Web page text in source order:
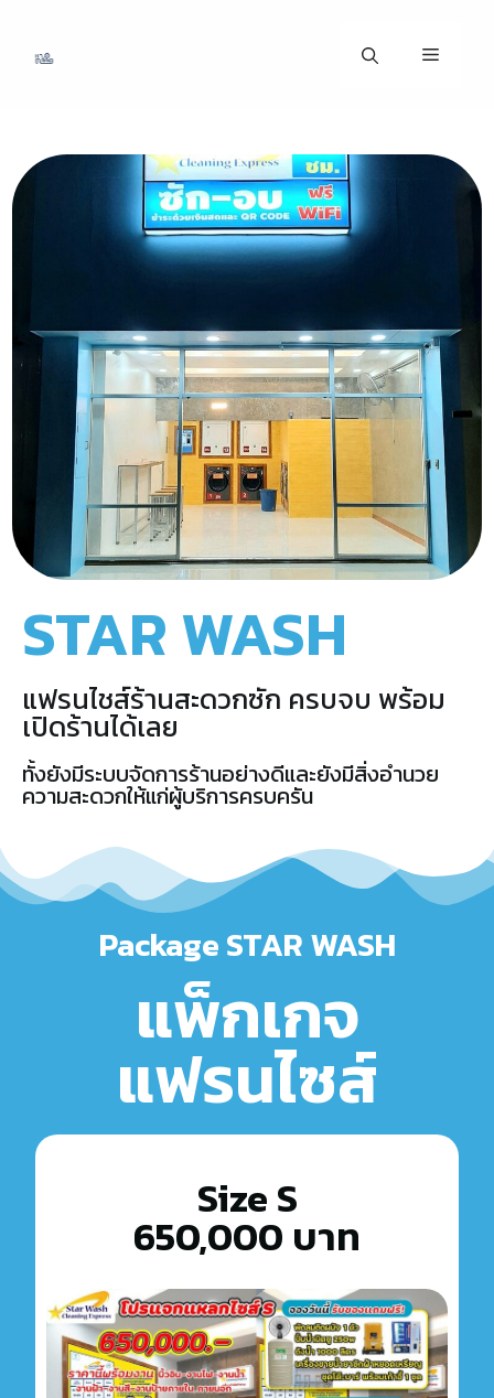
STAR WASH
แฟรนไชส์ร้านสะดวกซัก ครบจบ พร้อม
เปิดร้านได้เลย
ทั้งยังมีระบบจัดการร้านอย่างดีและยังมีสิ่งอำนวย
ความสะดวกให้แก่ผู้บริการครบครัน
Package STAR WASH
แพ็กเกจ
แฟรนไซส์
Size S
650,000 บาท